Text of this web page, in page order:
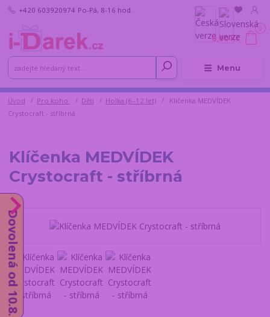
Menu
+420 603920974 Po-Pá, 8-16 hod.
0
0,00 Kč
Úvod Pro koho Děti Holka (6–12 let)
Klíčenka MEDVÍDEK
Crystocraft - stříbrná
Klíčenka MEDVÍDEK
Crystocraft - stříbrná
Dovolená od 10.8.